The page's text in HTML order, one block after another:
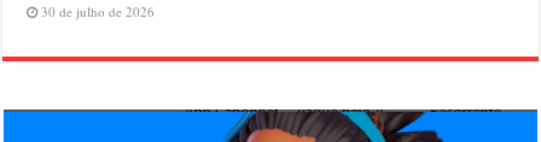
30 de julho de 2026